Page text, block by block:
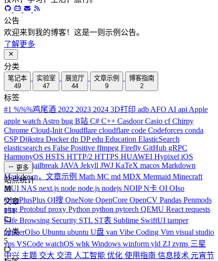
公告
欢迎来到我的博客！这是一则示例公告。
了解更多
分类
笔记本
49
实验室
47
展览厅
44
文章示例
9
博客指南
2
标签
#1 %%%鸡尾酒 2022 2023 2024 3D打印 adb AFO AI api Apple
apple watch Astro bug B站 C# C++ CasdoorCasio cfChirpy
Chrome Cloud-Init Cloudflare cloudflare code Codeforces conda
CSPDijkstra Dockerdp DPedu Education ElasticSearch
elasticsearch es False Positive ffmpeg Firefly GitHub gRPC
HarmonyOS HSTS HTTP/2 HTTPS HUAWEI Hypixel iOS
iPhoneJ jailbreak JAVA Jekyll JWJ KaTeX macos Markdown
Markdown，文章示例 Math MC md MDX Mermaid Minecraft
MUI NAS next.js node node.js nodejs NOIPN卡 OI OIso
OIsoPlusPlus OI搜 OneNote OpenCore OpenCV Pandas Penmods
ping Protobufproxy Python python pytorch QEMU React requests
Safe Browsing Security STL ST表 Sublime SwiftUI tamper
tamperOIso Ubuntu ubuntu U盘 van Vibe Coding Vim visual studio
vps VSCode watchOS whk Windows winform yld ZJ zvms 三星
中兴 主题 交大 交流 人工智能 优化 使用指南 信息技术 元宵节
更多
站点统计
文章
151
分类
5